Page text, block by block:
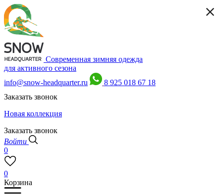
Современная зимняя одежда
для активного сезона
info@snow-headquarter.ru
8 925 018 67 18
Заказать звонок
Новая коллекция
Заказать звонок
Войти
0
0
Корзина